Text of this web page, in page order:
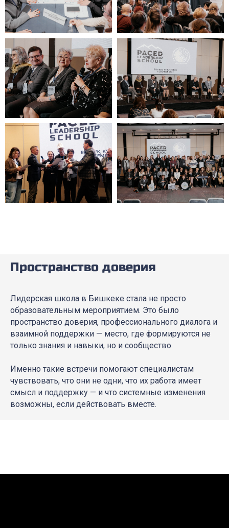
Пространство доверия
Лидерская школа в Бишкеке стала не просто
образовательным мероприятием. Это было
пространство доверия, профессионального диалога и
взаимной поддержки — место, где формируются не
только знания и навыки, но и сообщество.
Именно такие встречи помогают специалистам
чувствовать, что они не одни, что их работа имеет
смысл и поддержку — и что системные изменения
возможны, если действовать вместе.